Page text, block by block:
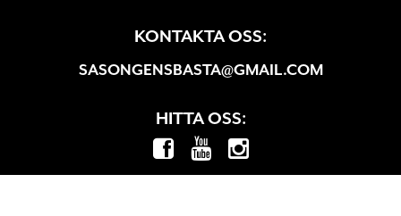
KONTAKTA OSS:
SASONGENSBASTA@GMAIL.COM
HITTA OSS: